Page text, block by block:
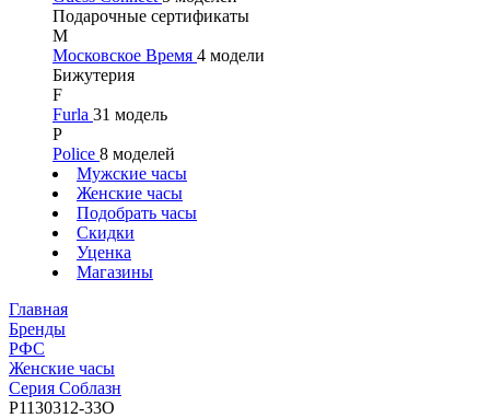
Подарочные сертификаты
М
Московское Время 4 модели
Бижутерия
F
Furla 31 модель
P
Police 8 моделей
Мужские часы
Женские часы
Подобрать часы
Скидки
Уценка
Магазины
Главная
Бренды
РФС
Женские часы
Серия Соблазн
P1130312-33O